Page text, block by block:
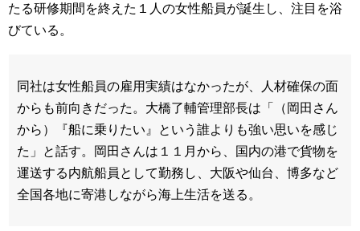
たる研修期間を終えた１人の女性船員が誕生し、注目を浴
びている。
同社は女性船員の雇用実績はなかったが、人材確保の面
からも前向きだった。大橋了輔管理部長は「（岡田さん
から）『船に乗りたい』という誰よりも強い思いを感じ
た」と話す。岡田さんは１１月から、国内の港で貨物を
運送する内航船員として勤務し、大阪や仙台、博多など
全国各地に寄港しながら海上生活を送る。